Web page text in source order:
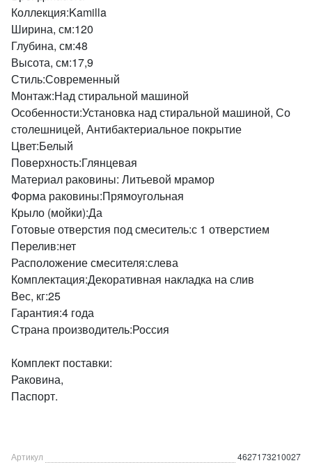
Коллекция:Kamilla
Ширина, см:120
Глубина, см:48
Высота, см:17,9
Стиль:Современный
Монтаж:Над стиральной машиной
Особенности:Установка над стиральной машиной, Со
столешницей, Антибактериальное покрытие
Цвет:Белый
Поверхность:Глянцевая
Материал раковины: Литьевой мрамор
Форма раковины:Прямоугольная
Крыло (мойки):Да
Готовые отверстия под смеситель:с 1 отверстием
Перелив:нет
Расположение смесителя:слева
Комплектация:Декоративная накладка на слив
Вес, кг:25
Гарантия:4 года
Страна производитель:Россия
Комплект поставки:
Раковина,
Паспорт.
Артикул
4627173210027